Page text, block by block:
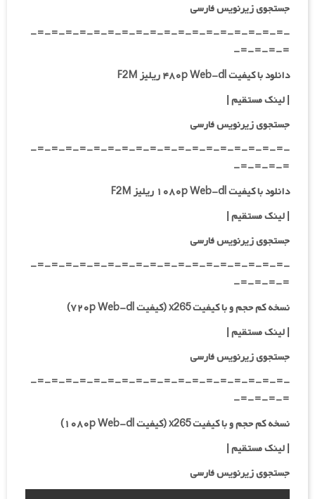
جستجوی زیرنویس فارسی
-=-=-=-=-=-=-=-=-=-=-=-=-=-=-=-=-=-=-
=-=-=-=-
دانلود با کیفیت ۴۸۰p Web-dl ریلیز F2M
| لینک مستقیم|
جستجوی زیرنویس فارسی
-=-=-=-=-=-=-=-=-=-=-=-=-=-=-=-=-=-=-
=-=-=-=-
دانلود با کیفیت ۱۰۸۰p Web-dl ریلیز F2M
| لینک مستقیم|
جستجوی زیرنویس فارسی
-=-=-=-=-=-=-=-=-=-=-=-=-=-=-=-=-=-=-
=-=-=-=-
نسخه کم حجم و با کیفیت x265 (کیفیت ۷۲۰p Web-dl)
| لینک مستقیم |
جستجوی زیرنویس فارسی
-=-=-=-=-=-=-=-=-=-=-=-=-=-=-=-=-=-=-
=-=-=-=-
نسخه کم حجم و با کیفیت x265 (کیفیت ۱۰۸۰p Web-dl)
| لینک مستقیم |
جستجوی زیرنویس فارسی